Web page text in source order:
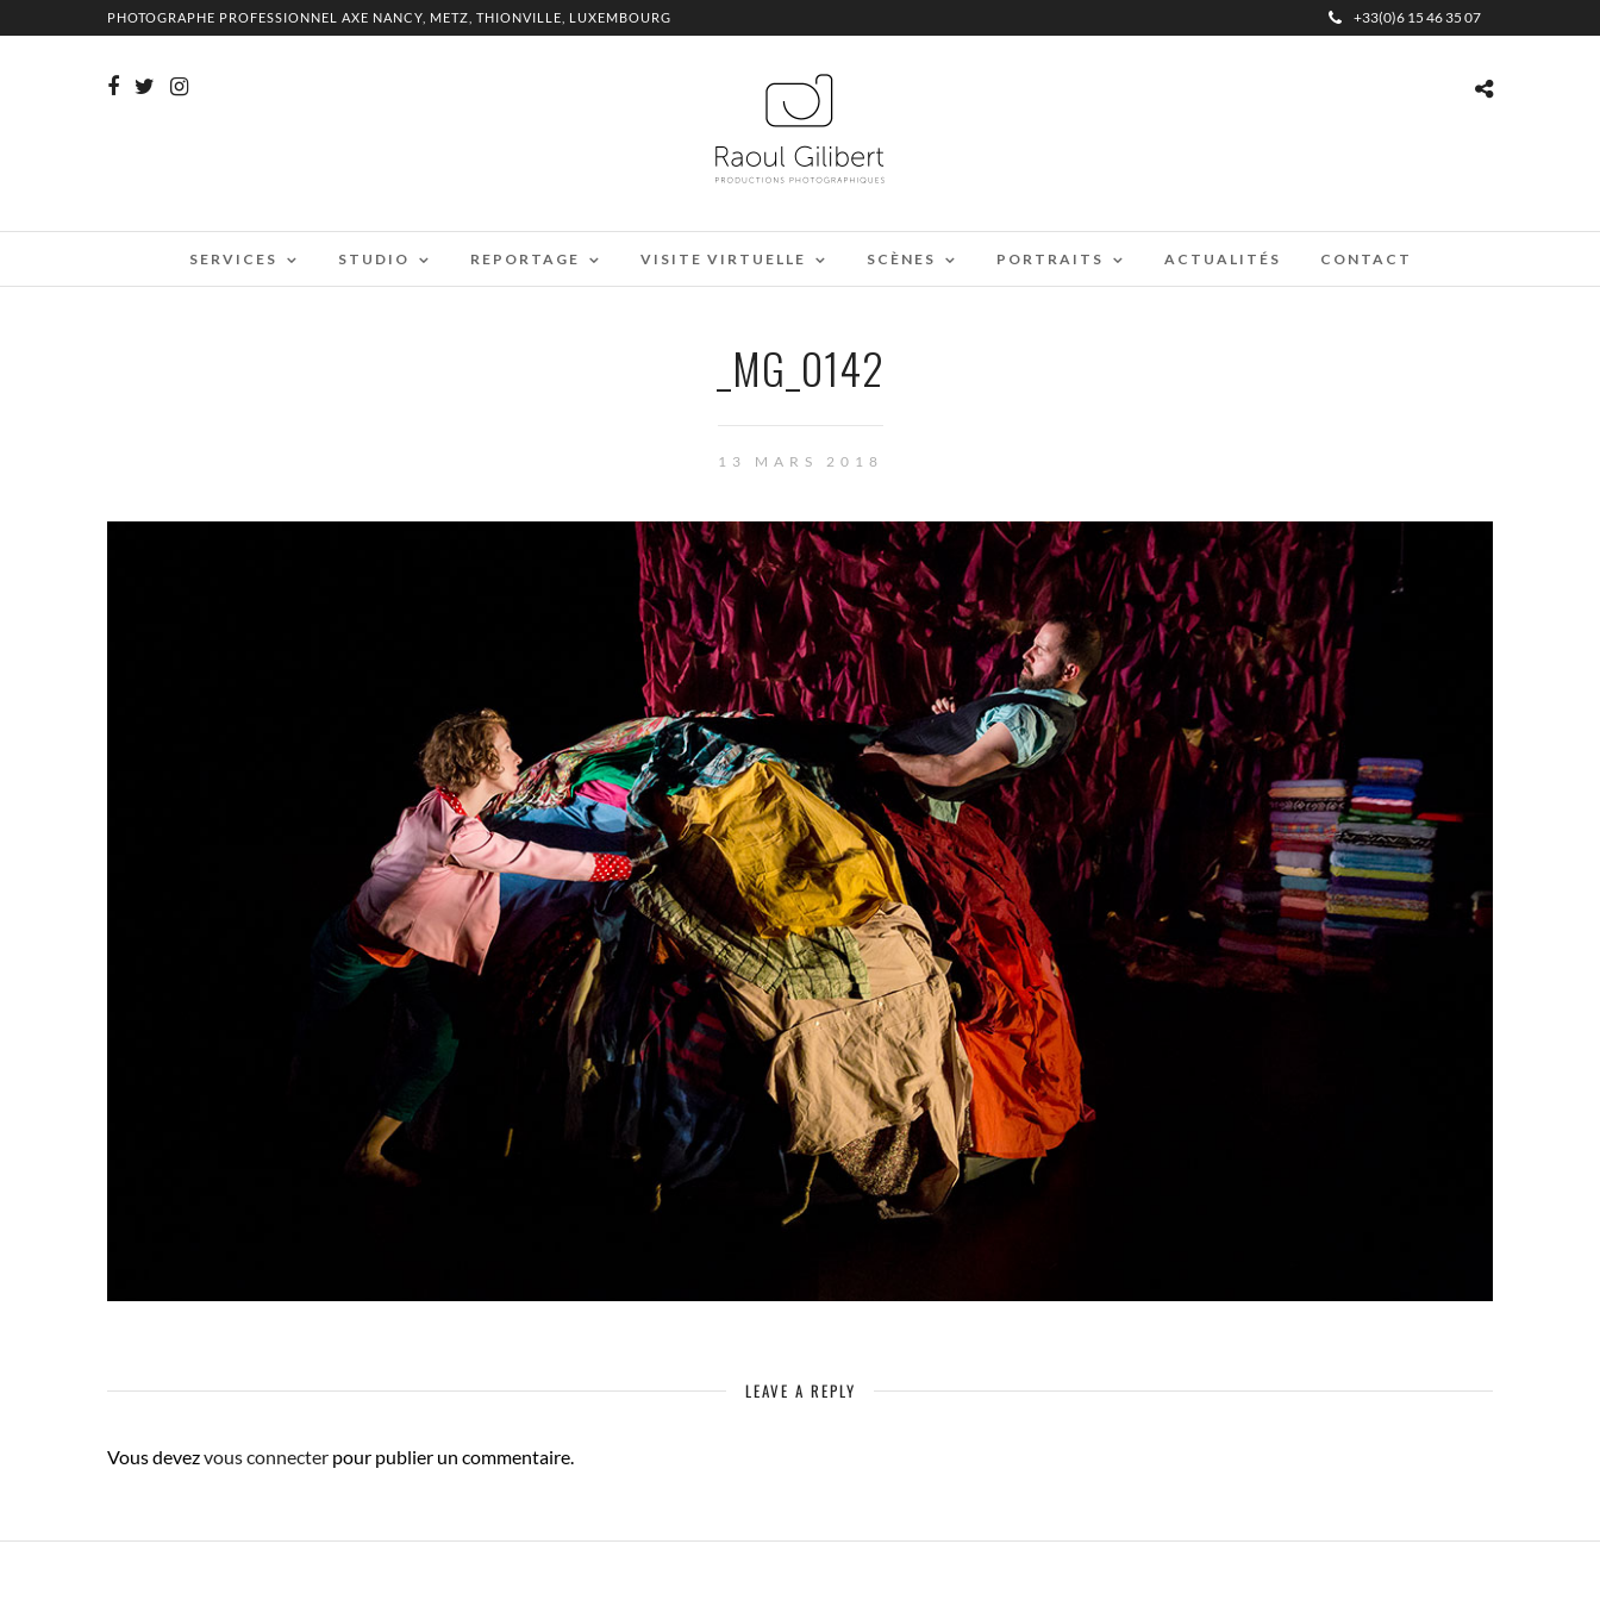
+33(0)6 15 46 35 07
PHOTOGRAPHE PROFESSIONNEL AXE NANCY, METZ, THIONVILLE, LUXEMBOURG
SERVICES STUDIO REPORTAGE VISITE VIRTUELLE SCÈNES PORTRAITS ACTUALITÉS CONTACT
_MG_0142
13 MARS 2018
LEAVE A REPLY
Vous devezvous connecter pour publier un commentaire.